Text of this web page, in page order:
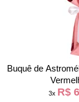
Buquê de
3x R$